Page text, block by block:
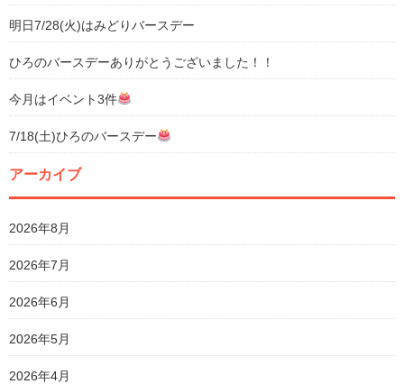
明日7/28(火)はみどりバースデー
ひろのバースデーありがとうございました！！
今月はイベント3件
7/18(土)ひろのバースデー
アーカイブ
2026年8月
2026年7月
2026年6月
2026年5月
2026年4月